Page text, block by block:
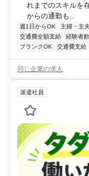
れまでのスキルを
からの通勤も...
週1日からOK 主婦・主
交通費全額支給
経験者
ブランクOK
交通費支給
同じ企業の求人
派遣社員